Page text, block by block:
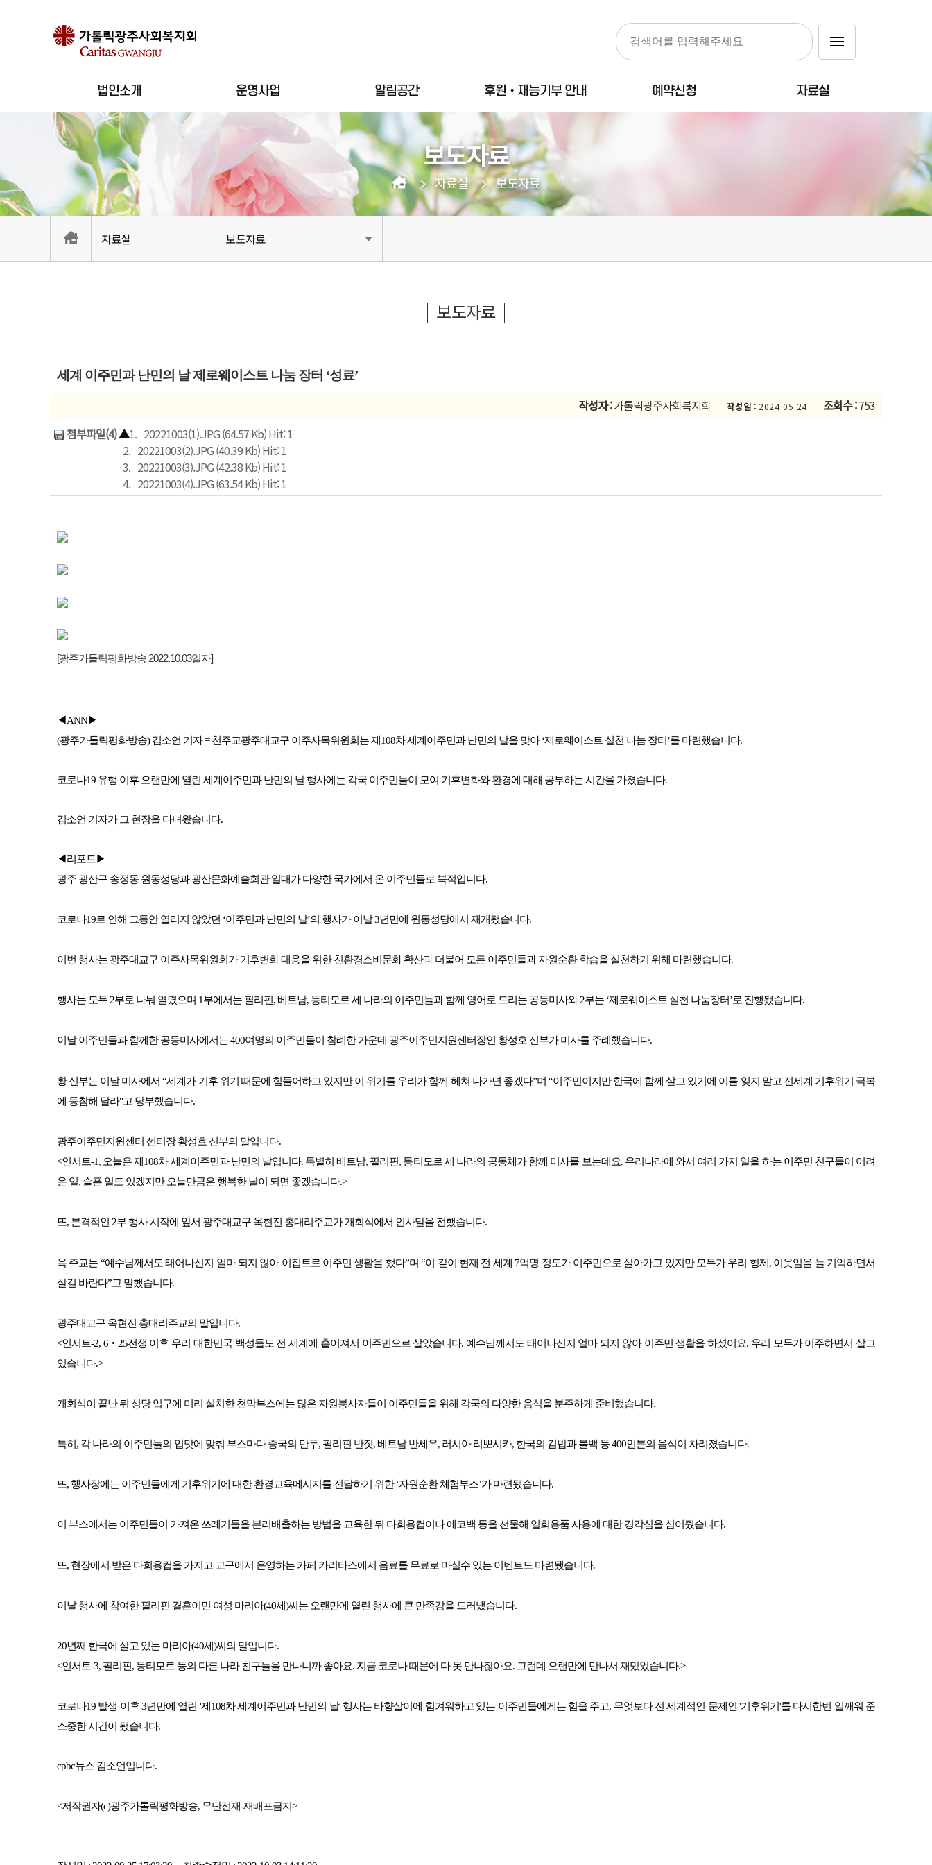
법인소개 운영사업 알림공간 후원•재능기부 안내 예약신청 자료실
보도자료
자료실 보도자료
자료실 보도자료
보도자료
세계 이주민과 난민의 날 제로웨이스트 나눔 장터 ‘성료’
작성자 :가톨릭광주사회복지회 작성일 : 2024-05-24 조회수 :753
첨부파일(4)▲1. 20221003(1).JPG (64.57 Kb) Hit: 1
2. 20221003(2).JPG (40.39 Kb) Hit: 1
3. 20221003(3).JPG (42.38 Kb) Hit: 1
4. 20221003(4).JPG (63.54 Kb) Hit: 1
[광주가톨릭평화방송 2022.10.03일자]
◀ANN▶
(광주가톨릭평화방송) 김소언 기자 = 천주교광주대교구 이주사목위원회는 제108차 세계이주민과 난민의 날을 맞아 ‘제로웨이스트 실천 나눔 장터’를 마련했습니다.
코로나19 유행 이후 오랜만에 열린 세계이주민과 난민의 날 행사에는 각국 이주민들이 모여 기후변화와 환경에 대해 공부하는 시간을 가졌습니다.
김소언 기자가 그 현장을 다녀왔습니다.
◀리포트▶
광주 광산구 송정동 원동성당과 광산문화예술회관 일대가 다양한 국가에서 온 이주민들로 북적입니다.
코로나19로 인해 그동안 열리지 않았던 ‘이주민과 난민의 날’의 행사가 이날 3년만에 원동성당에서 재개됐습니다.
이번 행사는 광주대교구 이주사목위원회가 기후변화 대응을 위한 친환경소비문화 확산과 더불어 모든 이주민들과 자원순환 학습을 실천하기 위해 마련했습니다.
행사는 모두 2부로 나눠 열렸으며 1부에서는 필리핀, 베트남, 동티모르 세 나라의 이주민들과 함께 영어로 드리는 공동미사와 2부는 ‘제로웨이스트 실천 나눔장터’로 진행됐습니다.
이날 이주민들과 함께한 공동미사에서는 400여명의 이주민들이 참례한 가운데 광주이주민지원센터장인 황성호 신부가 미사를 주례했습니다.
황 신부는 이날 미사에서 “세계가 기후 위기 때문에 힘들어하고 있지만 이 위기를 우리가 함께 헤쳐 나가면 좋겠다”며 “이주민이지만 한국에 함께 살고 있기에 이를 잊지 말고 전세계 기후위기 극복
에 동참해 달라"고 당부했습니다.
광주이주민지원센터 센터장 황성호 신부의 말입니다.
<인서트-1, 오늘은 제108차 세계이주민과 난민의 날입니다. 특별히 베트남, 필리핀, 동티모르 세 나라의 공동체가 함께 미사를 보는데요. 우리나라에 와서 여러 가지 일을 하는 이주민 친구들이 어려
운 일, 슬픈 일도 있겠지만 오늘만큼은 행복한 날이 되면 좋겠습니다.>
또, 본격적인 2부 행사 시작에 앞서 광주대교구 옥현진 총대리주교가 개회식에서 인사말을 전했습니다.
옥 주교는 “예수님께서도 태어나신지 얼마 되지 않아 이집트로 이주민 생활을 했다”며 “이 같이 현재 전 세계 7억명 정도가 이주민으로 살아가고 있지만 모두가 우리 형제, 이웃임을 늘 기억하면서
살길 바란다”고 말했습니다.
광주대교구 옥현진 총대리주교의 말입니다.
<인서트-2, 6‧25전쟁 이후 우리 대한민국 백성들도 전 세계에 흩어져서 이주민으로 살았습니다. 예수님께서도 태어나신지 얼마 되지 않아 이주민 생활을 하셨어요. 우리 모두가 이주하면서 살고
있습니다.>
개회식이 끝난 뒤 성당 입구에 미리 설치한 천막부스에는 많은 자원봉사자들이 이주민들을 위해 각국의 다양한 음식을 분주하게 준비했습니다.
특히, 각 나라의 이주민들의 입맛에 맞춰 부스마다 중국의 만두, 필리핀 반짓, 베트남 반세우, 러시아 리뽀시카, 한국의 김밥과 불백 등 400인분의 음식이 차려졌습니다.
또, 행사장에는 이주민들에게 기후위기에 대한 환경교육메시지를 전달하기 위한 ‘자원순환 체험부스’가 마련됐습니다.
이 부스에서는 이주민들이 가져온 쓰레기들을 분리배출하는 방법을 교육한 뒤 다회용컵이나 에코백 등을 선물해 일회용품 사용에 대한 경각심을 심어줬습니다.
또, 현장에서 받은 다회용컵을 가지고 교구에서 운영하는 카페 카리타스에서 음료를 무료로 마실수 있는 이벤트도 마련됐습니다.
이날 행사에 참여한 필리핀 결혼이민 여성 마리아(40세)씨는 오랜만에 열린 행사에 큰 만족감을 드러냈습니다.
20년째 한국에 살고 있는 마리아(40세)씨의 말입니다.
<인서트-3, 필리핀, 동티모르 등의 다른 나라 친구들을 만나니까 좋아요. 지금 코로나 때문에 다 못 만나잖아요. 그런데 오랜만에 만나서 재밌었습니다.>
코로나19 발생 이후 3년만에 열린 '제108차 세계이주민과 난민의 날' 행사는 타향살이에 힘겨워하고 있는 이주민들에게는 힘을 주고, 무엇보다 전 세계적인 문제인 '기후위기'를 다시한번 일깨워 준
소중한 시간이 됐습니다.
cpbc뉴스 김소언입니다.
<저작권자(c)광주가톨릭평화방송, 무단전재-재배포금지>